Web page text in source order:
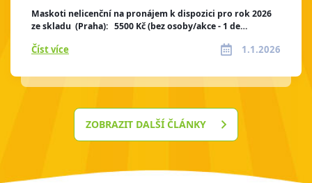
Maskoti nelicenční na pronájem k dispozici pro rok 2026
ze skladu (Praha): 5500 Kč (bez osoby/akce - 1 de…
Číst více 1.1.2026
ZOBRAZIT DALŠÍ ČLÁNKY